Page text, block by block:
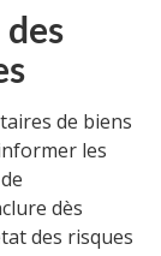
des
de biens
les
dès
des risques